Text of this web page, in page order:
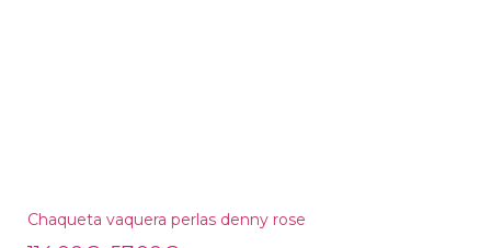
Chaqueta vaquera perlas denny rose